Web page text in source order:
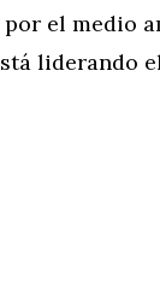
el medio
liderando